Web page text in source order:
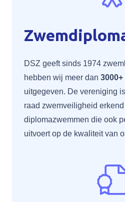
DSZ geeft sinds 1974
hebben wij meer dan 3000+
uitgegeven. De vereniging
raad zwemveiligheid
diplomazwemmen die ook
uitvoert op de kwaliteit van